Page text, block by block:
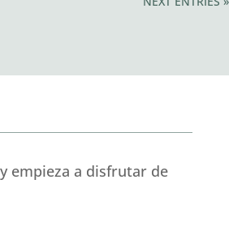
empieza a disfrutar de